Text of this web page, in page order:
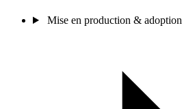
Mise en production & adoption